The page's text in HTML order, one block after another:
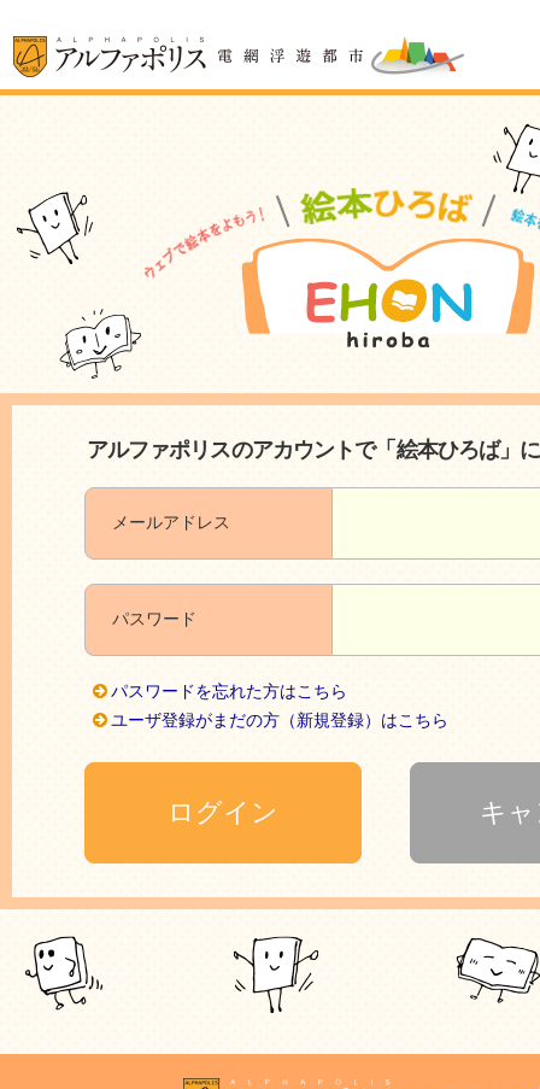
アルファポリスのアカウントで「絵本ひろば」
メールアドレス
パスワード
パスワードを忘れた方はこちら
ユーザ登録がまだの方（新規登録）はこちら